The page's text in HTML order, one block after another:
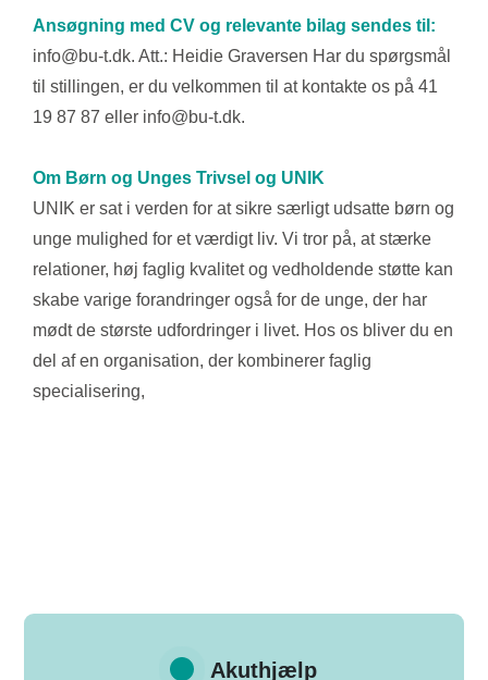
Ansøgning med CV og relevante bilag sendes til:
info@bu-t.dk. Att.: Heidie Graversen Har du spørgsmål
til stillingen, er du velkommen til at kontakte os på 41
19 87 87 eller info@bu-t.dk.
Om Børn og Unges Trivsel og UNIK
UNIK er sat i verden for at sikre særligt udsatte børn og
unge mulighed for et værdigt liv. Vi tror på, at stærke
relationer, høj faglig kvalitet og vedholdende støtte kan
skabe varige forandringer også for de unge, der har
mødt de største udfordringer i livet. Hos os bliver du en
del af en organisation, der kombinerer faglig
specialisering,
Akuthjælp